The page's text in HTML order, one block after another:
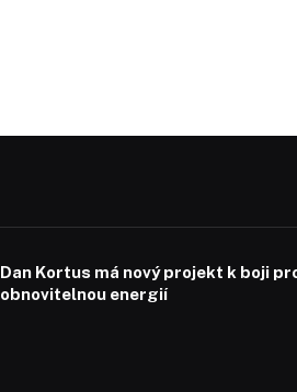
Dan Kortus má nový projekt k boji
obnovitelnou energií